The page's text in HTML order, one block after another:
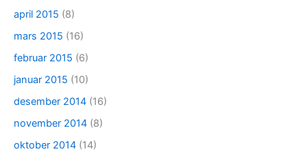
april 2015 (8)
mars 2015 (16)
februar 2015 (6)
januar 2015 (10)
desember 2014 (16)
november 2014 (8)
oktober 2014 (14)